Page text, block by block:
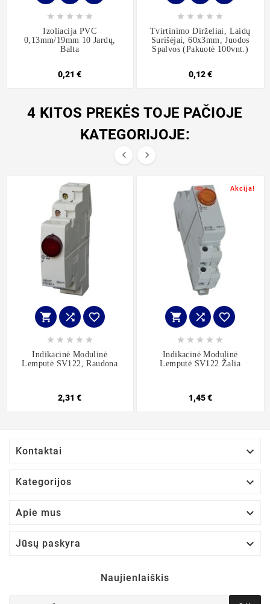
    
Izoliacija PVC
0,13mm/19mm 10 Jardų,
Balta
0,21 €
    
Tvirtinimo Dirželiai, Laidų
Surišėjai, 60x3mm, Juodos
Spalvos (pakuotė 100vnt.)
0,12 €
4 KITOS PREKĖS TOJE PAČIOJE
KATEGORIJOJE:
 
  
    
Indikacinė Modulinė
Lemputė SV122, Raudona
2,31 €
Akcija!
  
    
Indikacinė Modulinė
Lemputė SV122 Žalia
1,45 €
Kontaktai 
Kategorijos 
Apie mus 
Jūsų paskyra 
Naujienlaiškis